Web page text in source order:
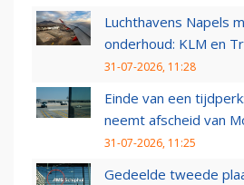
Luchthavens Napels
onderhoud: KLM en
31-07-2026, 11:28
Einde van een
neemt afscheid van
31-07-2026, 11:25
Gedeelde tweede